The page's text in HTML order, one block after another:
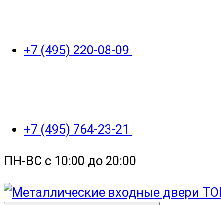
+7 (495) 220-08-09
+7 (495) 764-23-21
ПН-ВС с 10:00 до 20:00